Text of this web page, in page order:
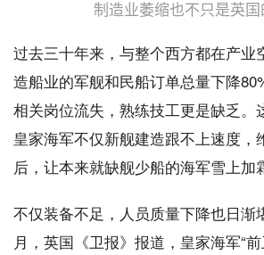
制造业萎缩也不只是英国
过去三十年来，与整个西方都在产业
造船业的军舰和民船订单总量下降
相关岗位流失，熟练技工更是缺乏。
皇家海军不仅新舰建造跟不上速度，
后，让本来就缺舰少船的海军雪上加
不仅装备不足，人员质量下降也日渐
月，英国《卫报》报道，皇家海军“